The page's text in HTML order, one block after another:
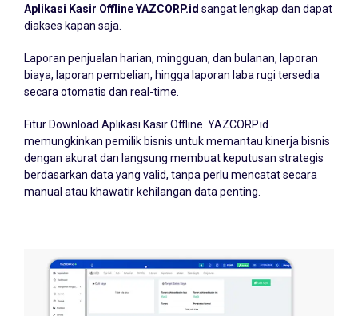
Aplikasi Kasir Offline YAZCORP.id sangat lengkap dan dapat
diakses kapan saja.
Laporan penjualan harian, mingguan, dan bulanan, laporan
biaya, laporan pembelian, hingga laporan laba rugi tersedia
secara otomatis dan real-time.
Fitur Download Aplikasi Kasir Offline YAZCORP.id
memungkinkan pemilik bisnis untuk memantau kinerja bisnis
dengan akurat dan langsung membuat keputusan strategis
berdasarkan data yang valid, tanpa perlu mencatat secara
manual atau khawatir kehilangan data penting.